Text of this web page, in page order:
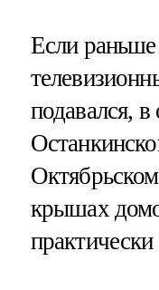
Если
подавался,
крышах
практически